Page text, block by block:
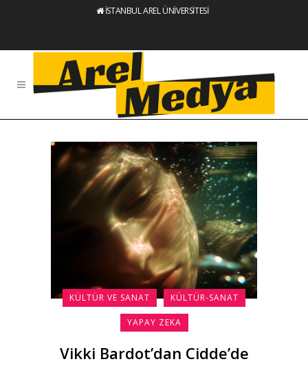
İSTANBUL AREL ÜNİVERSİTESİ
KÜLTÜR VE SANAT KÜLTÜR-SANAT
YAPAY ZEKA
Vikki Bardot’dan Cidde’de